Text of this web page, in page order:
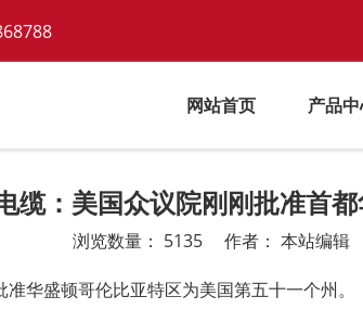
网站首页 产品
缆：美国众议院刚刚批准首
浏览数量： 5135 作者： 本站编辑
华盛顿哥伦比亚特区为美国第五十一个州。